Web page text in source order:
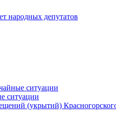
народных депутатов
ситуации
ситуации
(укрытий)